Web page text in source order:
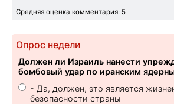
Средняя оценка комментария: 5
Опрос недели
Должен ли Израиль нанести
бомбовый удар по иранским
- Да, должен, это является
безопасности страны